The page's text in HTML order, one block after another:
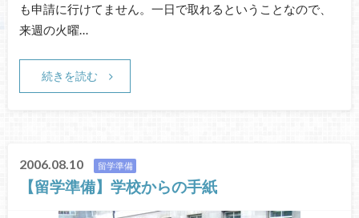
も申請に行けてません。一日で取れるということなので、
来週の火曜…
続きを読む
2006.08.10 留学準備
【留学準備】学校からの手紙